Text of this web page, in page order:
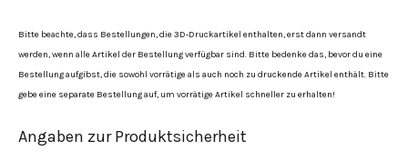
Bitte beachte, dass Bestellungen, die 3D-Druckartikel enthalten, erst dann versandt
werden, wenn alle Artikel der Bestellung verfügbar sind. Bitte bedenke das, bevor du eine
Bestellung aufgibst, die sowohl vorrätige als auch noch zu druckende Artikel enthält. Bitte
gebe eine separate Bestellung auf, um vorrätige Artikel schneller zu erhalten!
Angaben zur Produktsicherheit